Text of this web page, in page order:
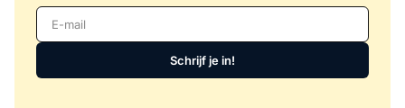
E-mail
Schrijf je in!